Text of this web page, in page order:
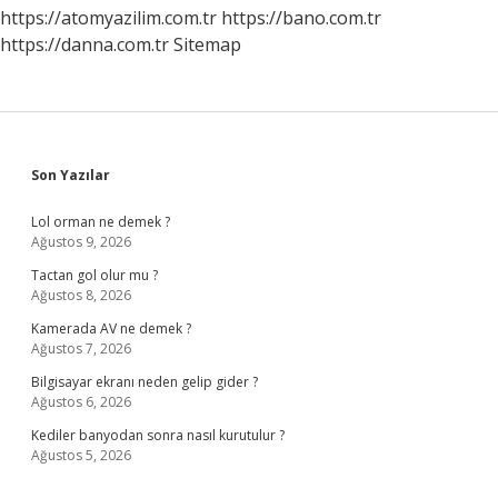
https://atomyazilim.com.tr https://bano.com.tr
https://danna.com.trSitemap
Sidebar
Son Yazılar
Lol orman ne demek ?
Ağustos 9, 2026
Tactan gol olur mu ?
Ağustos 8, 2026
Kamerada AV ne demek ?
Ağustos 7, 2026
Bilgisayar ekranı neden gelip gider ?
Ağustos 6, 2026
Kediler banyodan sonra nasıl kurutulur ?
Ağustos 5, 2026